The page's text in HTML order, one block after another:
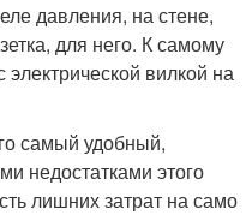
давления, на стене,
для него. К самому
вилкой на
самый удобный,
недостатками этого
лишних затрат на само